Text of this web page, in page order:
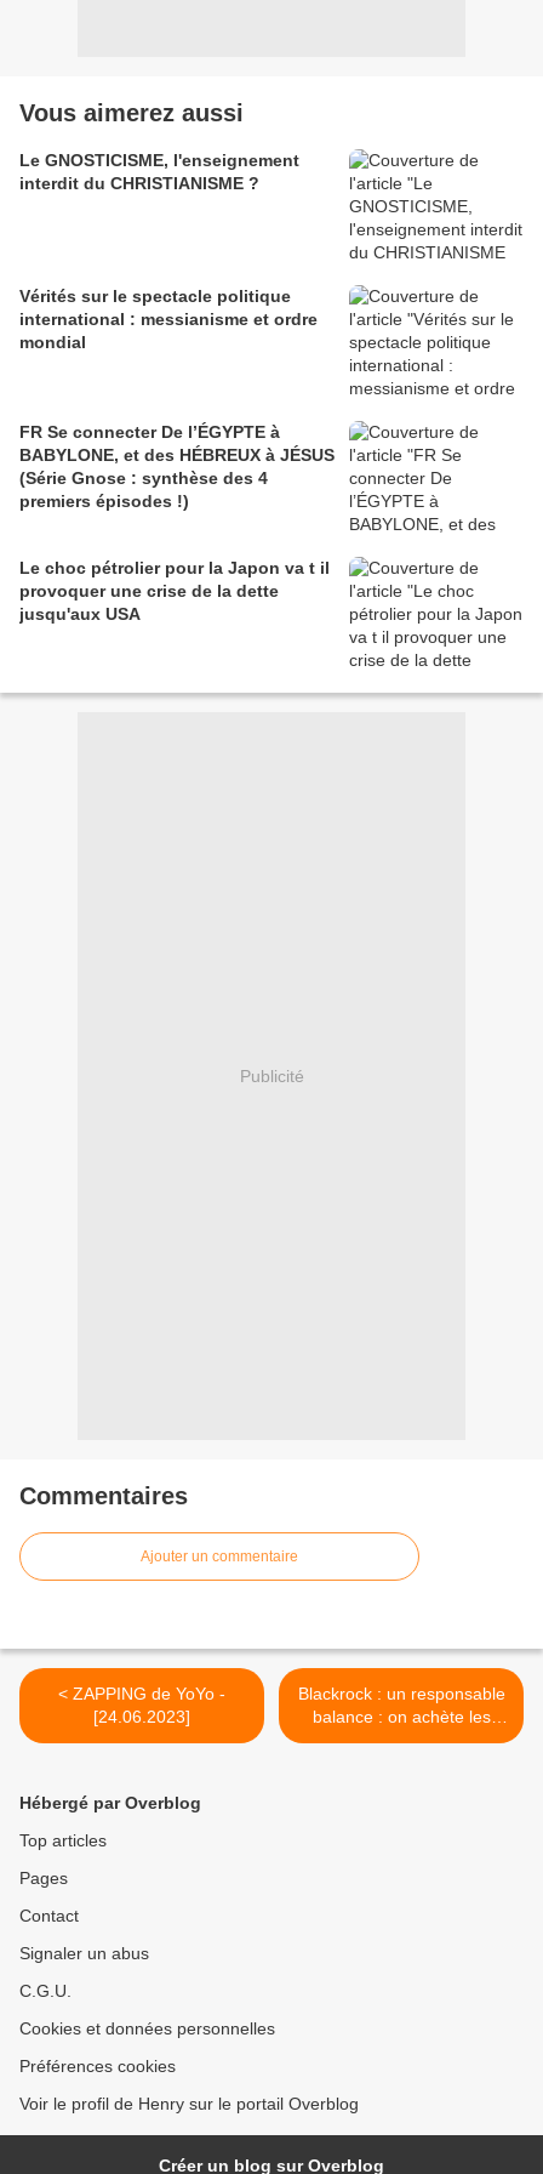
Vous aimerez aussi
Le GNOSTICISME, l'enseignement
interdit du CHRISTIANISME ?
Vérités sur le spectacle politique
international : messianisme et ordre
mondial
FR Se connecter De l’ÉGYPTE à
BABYLONE, et des HÉBREUX à JÉSUS
(Série Gnose : synthèse des 4
premiers épisodes !)
Le choc pétrolier pour la Japon va t il
provoquer une crise de la dette
jusqu'aux USA
Publicité
Commentaires
Ajouter un commentaire
< ZAPPING de YoYo -
[24.06.2023]
Blackrock : un responsable
balance : on achète les
politiciens, le dépeuplement
Hébergé par Overblog
Top articles
Pages
Contact
Signaler un abus
C.G.U.
Cookies et données personnelles
Préférences cookies
Voir le profil de Henry sur le portail Overblog
Créer un blog sur Overblog